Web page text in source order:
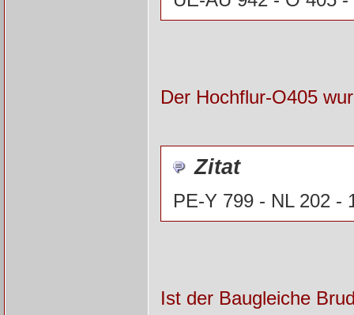
Der Hochflur-O405
Zitat
PE-Y 799 - NL 202 -
Ist der Baugleiche